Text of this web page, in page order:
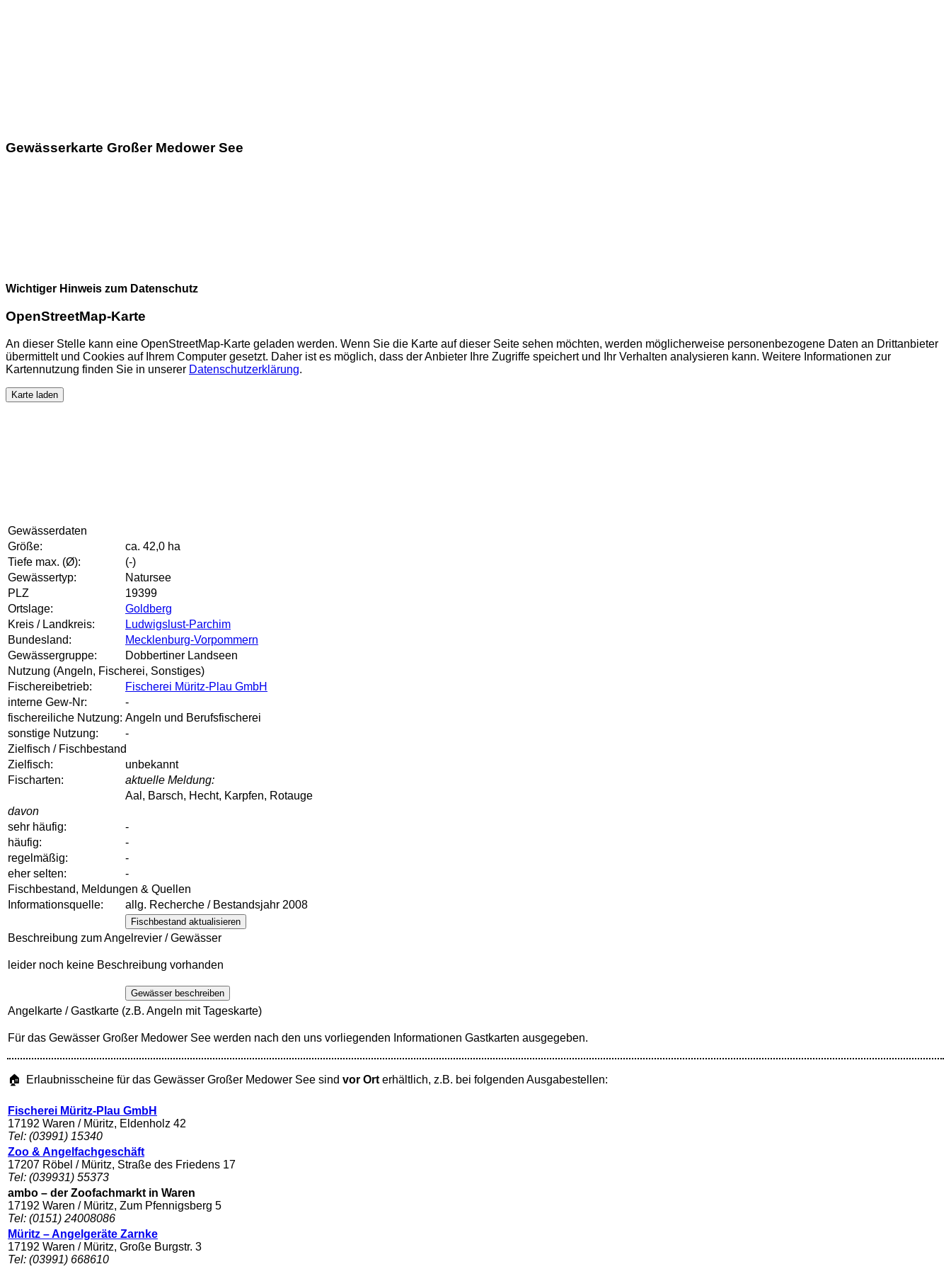
Gewässerkarte Großer Medower See
Wichtiger Hinweis zum Datenschutz
OpenStreetMap-Karte
An dieser Stelle kann eine OpenStreetMap-Karte geladen werden. Wenn Sie die Karte auf dieser Seite sehen möchten, werden möglicherweise personenbezogene Daten an Drittanbieter
übermittelt und Cookies auf Ihrem Computer gesetzt. Daher ist es möglich, dass der Anbieter Ihre Zugriffe speichert und Ihr Verhalten analysieren kann. Weitere Informationen zur
Kartennutzung finden Sie in unserer Datenschutzerklärung.
Karte laden
Gewässerdaten
Größe:
ca. 42,0 ha
Tiefe max. (Ø):
(-)
Gewässertyp:
Natursee
PLZ
19399
Ortslage:
Goldberg
Kreis / Landkreis:
Ludwigslust-Parchim
Bundesland:
Mecklenburg-Vorpommern
Gewässergruppe:
Dobbertiner Landseen
Nutzung (Angeln, Fischerei, Sonstiges)
Fischereibetrieb:
Fischerei Müritz-Plau GmbH
interne Gew-Nr:
-
fischereiliche Nutzung: Angeln und Berufsfischerei
sonstige Nutzung:
-
Zielfisch / Fischbestand
Zielfisch:
unbekannt
Fischarten:
aktuelle Meldung:
Aal, Barsch, Hecht, Karpfen, Rotauge
davon
sehr häufig:
-
häufig:
-
regelmäßig:
-
eher selten:
-
Fischbestand, Meldungen & Quellen
Informationsquelle:
allg. Recherche / Bestandsjahr 2008
Fischbestand aktualisieren
Beschreibung zum Angelrevier / Gewässer
leider noch keine Beschreibung vorhanden
Gewässer beschreiben
Angelkarte / Gastkarte (z.B. Angeln mit Tageskarte)
Für das Gewässer Großer Medower See werden nach den uns vorliegenden Informationen Gastkarten ausgegeben.
🏠 Erlaubnisscheine für das Gewässer Großer Medower See sind vor Ort erhältlich, z.B. bei folgenden Ausgabestellen:
Fischerei Müritz-Plau GmbH
17192 Waren / Müritz, Eldenholz 42
Tel: (03991) 15340
Zoo & Angelfachgeschäft
17207 Röbel / Müritz, Straße des Friedens 17
Tel: (039931) 55373
ambo – der Zoofachmarkt in Waren
17192 Waren / Müritz, Zum Pfennigsberg 5
Tel: (0151) 24008086
Müritz – Angelgeräte Zarnke
17192 Waren / Müritz, Große Burgstr. 3
Tel: (03991) 668610